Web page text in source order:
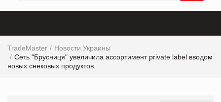
TradeMaster
Новости Украины
Сеть "Брусниця" увеличила ассортимент private label вводом
новых снековых продуктов